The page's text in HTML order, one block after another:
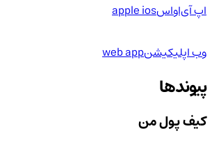
اپ آی‌او‌اسapple ios
وب اپلیکیشنweb app
پیوندها
کیف پول من